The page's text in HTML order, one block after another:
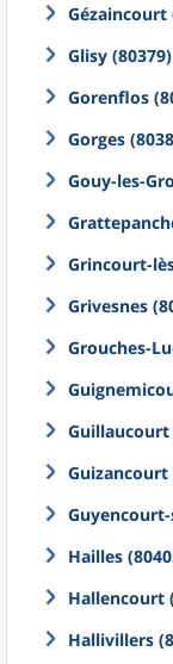
Gézaincourt
Glisy (80379)
Gorenflos
Gorges
Gouy-les-
Grincourt-
Grivesnes
Grouches-
Guillaucourt
Guizancourt
Hailles
Hallencourt
Hallivillers